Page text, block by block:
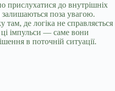
прислухатися до внутрішніх
залишаються поза увагою.
там, де логіка не справляється
імпульси — саме вони
в поточній ситуації.